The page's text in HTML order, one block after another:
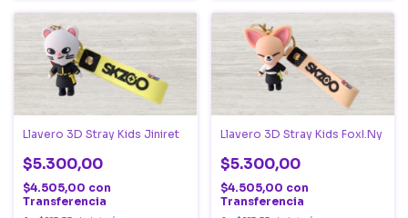
Llavero 3D Stray Kids Jiniret
$5.300,00
$4.505,00 con
Transferencia
Llavero 3D Stray Kids FoxI.Ny
$5.300,00
$4.505,00 con
Transferencia